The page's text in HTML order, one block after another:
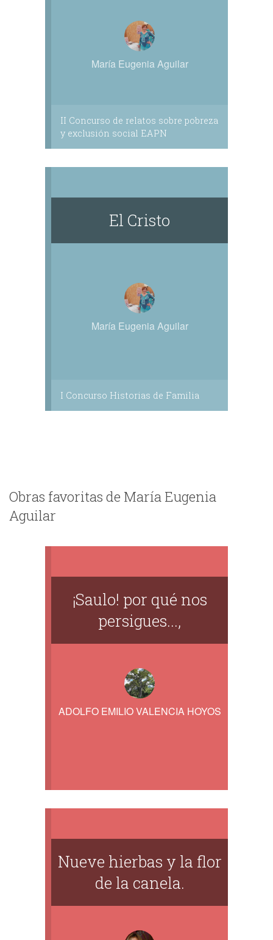
María Eugenia Aguilar
II Concurso de relatos sobre pobreza
y exclusión social EAPN
El Cristo
María Eugenia Aguilar
I Concurso Historias de Familia
Obras favoritas de María Eugenia
Aguilar
¡Saulo! por qué nos
persigues...,
ADOLFO EMILIO VALENCIA HOYOS
Nueve hierbas y la flor
de la canela.